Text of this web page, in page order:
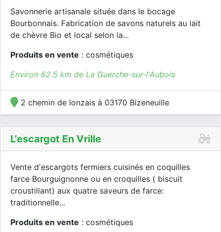
Savonnerie artisanale située dans le bocage
Bourbonnais. Fabrication de savons naturels au lait
de chèvre Bio et local selon la...
Produits en vente : cosmétiques
Environ 62.5 km de La Guerche-sur-l'Aubois
2 chemin de lonzais à 03170 Bizeneuille
L'escargot En Vrille
Vente d'escargots fermiers cuisinés en coquilles
farce Bourguignonne ou en croquilles ( biscuit
croustillant) aux quatre saveurs de farce:
traditionnelle...
Produits en vente : cosmétiques